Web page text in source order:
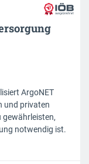
ArgoNET
und privaten
gewährleisten,
notwendig ist.